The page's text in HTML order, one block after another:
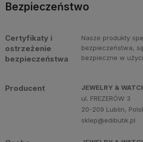
Bezpieczeństwo
Certyfikaty i
ostrzeżenie
bezpieczeństwa
Nasze produkty
bezpieczeństwa,
bezpieczne w
Producent
JEWELRY &
ul. FREZERÓW 3
20-209 Lublin,
sklep@edibutik.pl